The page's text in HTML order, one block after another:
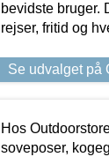
bevidste bruger.
rejser, fritid og
Se udvalget på
Hos
soveposer,